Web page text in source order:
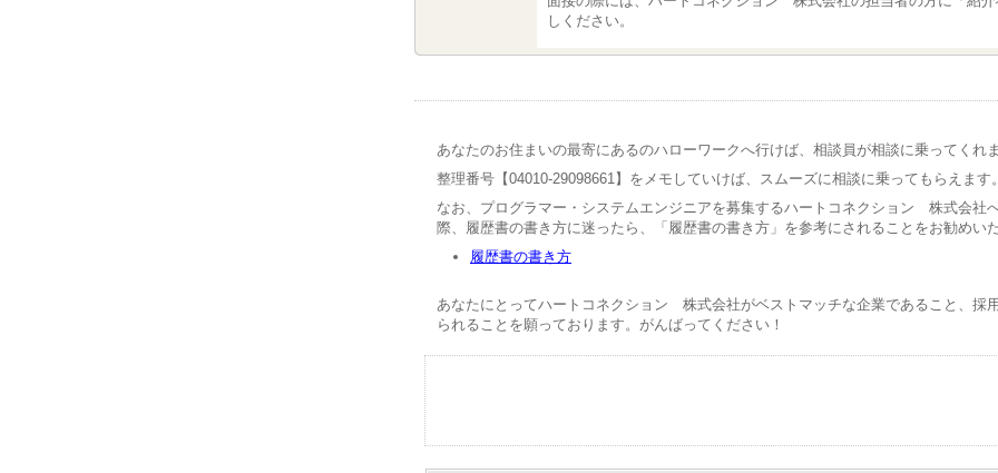
しください。
あなたのお住まいの最寄にあるのハローワークへ行けば、相談員が相談に乗ってくれ
整理番号【04010-29098661】をメモしていけば、スムーズに相談に乗ってもらえます
なお、プログラマー・システムエンジニアを募集するハートコネクション 株式会社
際、履歴書の書き方に迷ったら、「履歴書の書き方」を参考にされることをお勧めい
履歴書の書き方
あなたにとってハートコネクション 株式会社がベストマッチな企業であること、採
られることを願っております。がんばってください！